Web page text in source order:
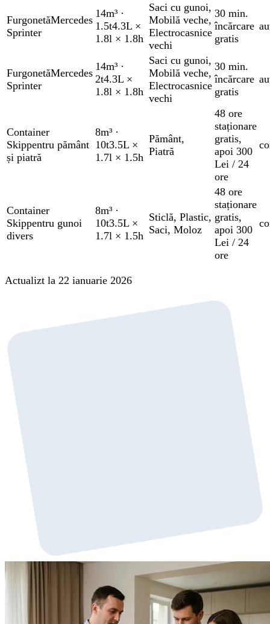
FurgonetăMercedes
Sprinter
14m³ ·
1.5t4.3L ×
1.8l × 1.8h
Saci cu gunoi,
Mobilă veche,
Electrocasnice
vechi
30 min.
încărcare
gratis
FurgonetăMercedes
Sprinter
14m³ ·
2t4.3L ×
1.8l × 1.8h
Saci cu gunoi,
Mobilă veche,
Electrocasnice
vechi
30 min.
încărcare
gratis
Container
Skippentru pământ
și piatră
8m³ ·
10t3.5L ×
1.7l × 1.5h
Pământ,
Piatră
48 ore
staționare
gratis,
apoi 300
Lei / 24
ore
Container
Skippentru gunoi
divers
8m³ ·
10t3.5L ×
1.7l × 1.5h
Sticlă, Plastic,
Saci, Moloz
48 ore
staționare
gratis,
apoi 300
Lei / 24
ore
Actualizt la 22 ianuarie 2026